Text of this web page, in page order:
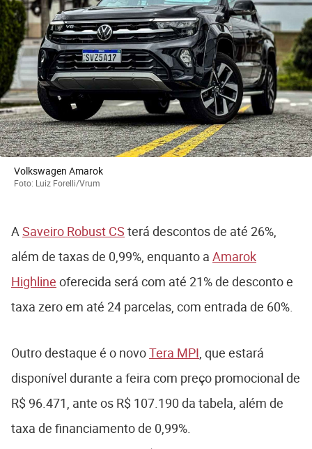
Volkswagen Amarok
Foto: Luiz Forelli/Vrum
ASaveiro Robust CS terá descontos de até 26%,
além de taxas de 0,99%, enquanto a Amarok
Highline oferecida será com até 21% de desconto e
taxa zero em até 24 parcelas, com entrada de 60%.
Outro destaque é o novoTera MPI, que estará
disponível durante a feira com preço promocional de
R$ 96.471, ante os R$ 107.190 da tabela, além de
taxa de financiamento de 0,99%.